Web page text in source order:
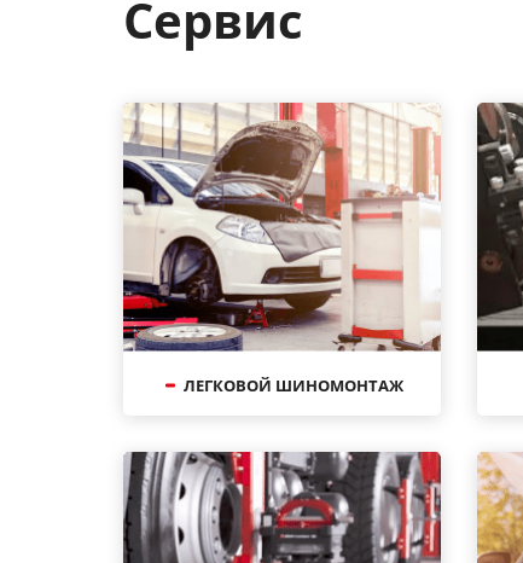
Сервис
ЛЕГКОВОЙ ШИНОМОНТАЖ